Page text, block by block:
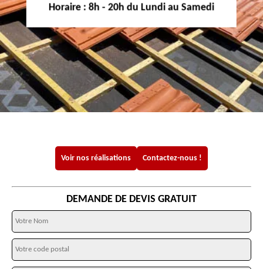
Horaire : 8h - 20h du Lundi au Samedi
Voir nos réalisations Contactez-nous !
DEMANDE DE DEVIS GRATUIT